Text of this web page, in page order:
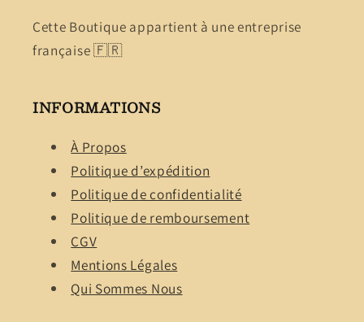
Cette Boutique appartient à une entreprise
française 🇫🇷
INFORMATIONS
À Propos
Politique d’expédition
Politique de confidentialité
Politique de remboursement
CGV
Mentions Légales
Qui Sommes Nous